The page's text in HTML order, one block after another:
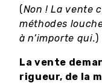
(Non ! La vente
méthodes
à n’importe qui.)
La vente
rigueur, de la